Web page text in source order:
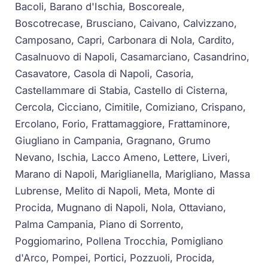
Bacoli, Barano d'Ischia, Boscoreale,
Boscotrecase, Brusciano, Caivano, Calvizzano,
Camposano, Capri, Carbonara di Nola, Cardito,
Casalnuovo di Napoli, Casamarciano, Casandrino,
Casavatore, Casola di Napoli, Casoria,
Castellammare di Stabia, Castello di Cisterna,
Cercola, Cicciano, Cimitile, Comiziano, Crispano,
Ercolano, Forio, Frattamaggiore, Frattaminore,
Giugliano in Campania, Gragnano, Grumo
Nevano, Ischia, Lacco Ameno, Lettere, Liveri,
Marano di Napoli, Mariglianella, Marigliano, Massa
Lubrense, Melito di Napoli, Meta, Monte di
Procida, Mugnano di Napoli, Nola, Ottaviano,
Palma Campania, Piano di Sorrento,
Poggiomarino, Pollena Trocchia, Pomigliano
d'Arco, Pompei, Portici, Pozzuoli, Procida,